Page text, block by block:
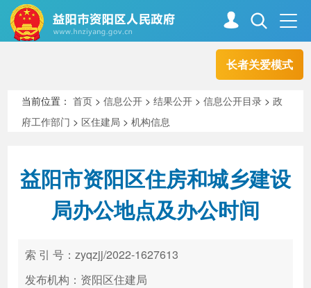
长者关爱模式
走进资阳
新闻中心 解读回应
政务服务
当前位置：首页 >信息公开 >结果公开 >信息公开目录 >政
府工作部门 > 区住建局 >机构信息
益阳市资阳区住房和城乡建设
局办公地点及办公时间
索 引 号：zyqzjj/2022-1627613
发布机构：资阳区住建局